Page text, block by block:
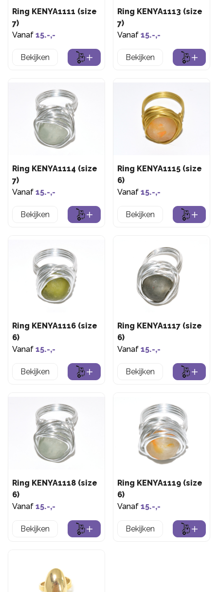
Ring KENYA1111 (size
7)
Vanaf 15.-,-
Bekijken
Ring KENYA1113 (size
7)
Vanaf 15.-,-
Bekijken
Ring KENYA1114 (size
7)
Vanaf 15.-,-
Bekijken
Ring KENYA1115 (size
6)
Vanaf 15.-,-
Bekijken
Ring KENYA1116 (size
6)
Vanaf 15.-,-
Bekijken
Ring KENYA1117 (size
6)
Vanaf 15.-,-
Bekijken
Ring KENYA1118 (size
6)
Vanaf 15.-,-
Bekijken
Ring KENYA1119 (size
6)
Vanaf 15.-,-
Bekijken